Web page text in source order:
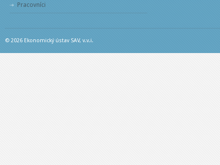
Pracovníci
© 2026 Ekonomický ústav SAV, v.v.i.